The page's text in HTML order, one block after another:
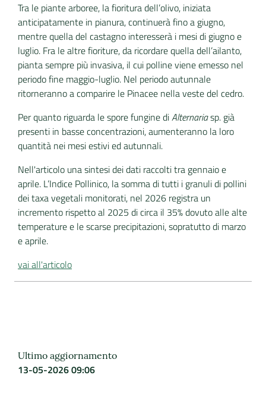
Tra le piante arboree, la fioritura dell’olivo, iniziata
anticipatamente in pianura, continuerà fino a giugno,
mentre quella del castagno interesserà i mesi di giugno e
luglio. Fra le altre fioriture, da ricordare quella dell’ailanto,
pianta sempre più invasiva, il cui polline viene emesso nel
periodo fine maggio-luglio. Nel periodo autunnale
ritorneranno a comparire le Pinacee nella veste del cedro.
Per quanto riguarda le spore fungine diAlternariasp. già
presenti in basse concentrazioni, aumenteranno la loro
quantità nei mesi estivi ed autunnali.
Nell'articolo una sintesi dei dati raccolti tra gennaio e
aprile. L’Indice Pollinico, la somma di tutti i granuli di pollini
dei taxa vegetali monitorati, nel 2026 registra un
incremento rispetto al 2025 di circa il 35% dovuto alle alte
temperature e le scarse precipitazioni, sopratutto di marzo
e aprile.
vai all'articolo
Ultimo aggiornamento
13-05-2026 09:06